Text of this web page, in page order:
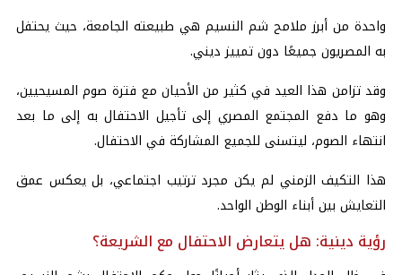
واحدة من أبرز ملامح شم النسيم هي طبيعته الجامعة، حيث يحتفل
به المصريون جميعًا دون تمييز ديني.
وقد تزامن هذا العيد في كثير من الأحيان مع فترة صوم المسيحيين،
وهو ما دفع المجتمع المصري إلى تأجيل الاحتفال به إلى ما بعد
انتهاء الصوم، ليتسنى للجميع المشاركة في الاحتفال.
هذا التكيف الزمني لم يكن مجرد ترتيب اجتماعي، بل يعكس عمق
التعايش بين أبناء الوطن الواحد.
رؤية دينية: هل يتعارض الاحتفال مع الشريعة؟